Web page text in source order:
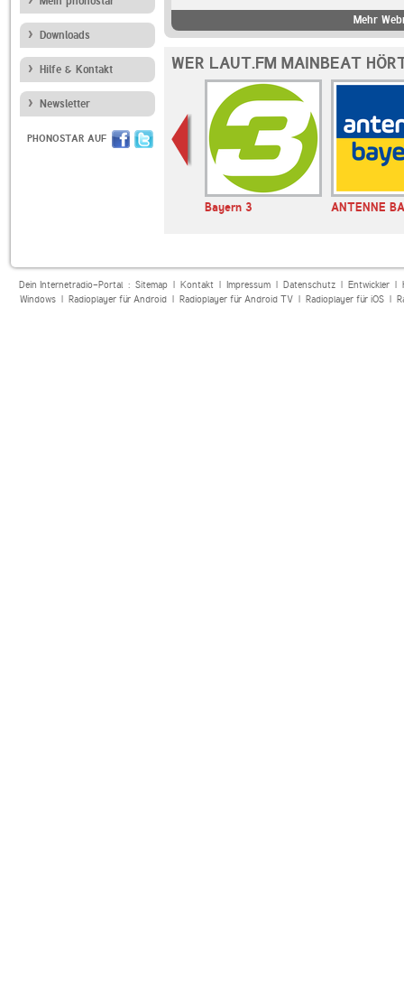
Downloads
Hilfe & Kontakt
Newsletter
PHONOSTAR AUF
Mehr
WER LAUT.FM MAINBEAT
Bayern 3 ANTENNE
Dein Internetradio-Portal : Sitemap| Kontakt| Impressum| Datenschutz| Entwickler|
Windows| Radioplayer für Android| Radioplayer für Android TV| Radioplayer für iOS|